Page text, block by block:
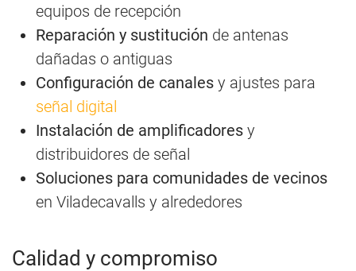
equipos de recepción
Reparación y sustitución de antenas
dañadas o antiguas
Configuración de canales y ajustes para
señal digital
Instalación de amplificadores y
distribuidores de señal
Soluciones para comunidades de vecinos
en Viladecavalls y alrededores
Calidad y compromiso